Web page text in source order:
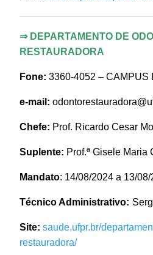
⇒ DEPARTAMENTO DE
RESTAURADORA
Fone: 3360-4052 – CAMPUS
e-mail:
Chefe: Prof. Ricardo Cesar
Suplente: Prof.ª Gisele Maria
Mandato: 14/08/2024 a 13/
Técnico Administrativo:
Site:saude.ufpr.br/
restauradora/